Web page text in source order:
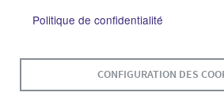
Politique de confidentialité
CONFIGURATION DES
MENU
PLAN DU SITE CONTACT